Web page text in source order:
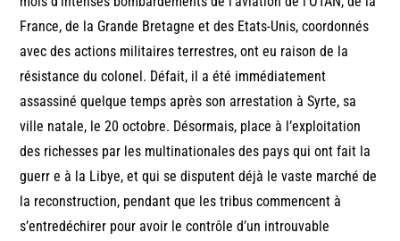
France, de la Grande Bretagne et des Etats-Unis, coordonnés
avec des actions militaires terrestres, ont eu raison de la
résistance du colonel. Défait, il a été immédiatement
assassiné quelque temps après son arrestation à Syrte, sa
ville natale, le 20 octobre. Désormais, place à l’exploitation
des richesses par les multinationales des pays qui ont fait la
guerr e à la Libye, et qui se disputent déjà le vaste marché de
la reconstruction, pendant que les tribus commencent à
s’entredéchirer pour avoir le contrôle d’un introuvable